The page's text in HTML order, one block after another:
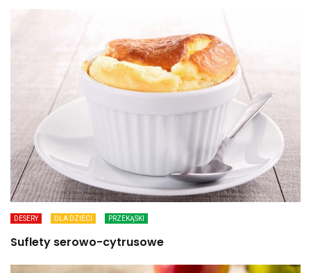
DESERY DLA DZIECI PRZEKĄSKI
Suflety serowo-cytrusowe